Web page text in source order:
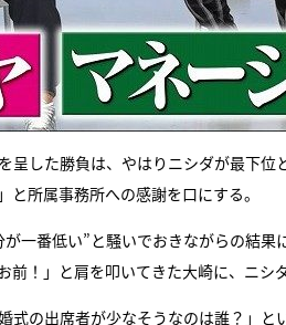
呈した勝負は、やはりニシダが最下
と所属事務所への感謝を口にする。
一番低い”と騒いでおきながらの結
前！」と肩を叩いてきた大崎に、ニシ
式の出席者が少なそうなのは誰？」